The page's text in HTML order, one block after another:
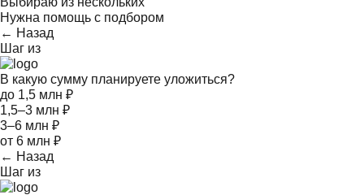
Нужна помощь с подбором
← Назад
Шаг из
В какую сумму планируете уложиться?
до 1,5 млн ₽
1,5–3 млн ₽
3–6 млн ₽
от 6 млн ₽
← Назад
Шаг из